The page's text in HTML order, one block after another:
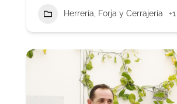
Herrería, Forja y Cerrajería +1